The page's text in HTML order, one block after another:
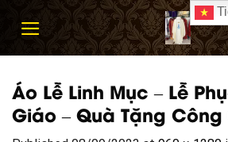
Áo Lễ Linh Mục – Lễ
Giáo – Quà Tặng